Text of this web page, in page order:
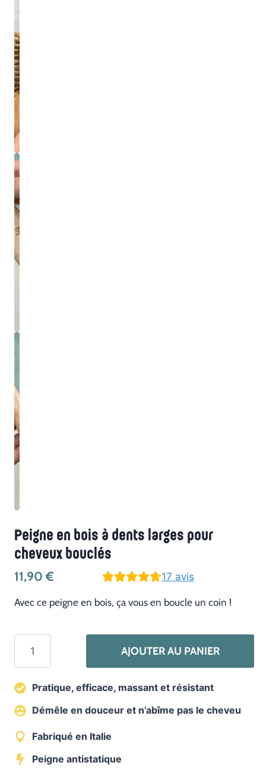
Peigne en bois à dents larges pour
cheveux bouclés
11,90 € 17 avis
Avec ce peigne en bois, ça vous en boucle un coin !
en
bois
dents
larges
AJOUTER AU PANIER
Pratique, efficace, massant et résistant
Démêle en douceur et n’abîme pas le cheveu
Fabriqué en Italie
Peigne antistatique